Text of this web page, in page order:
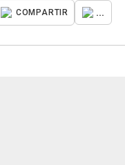
COMPARTIR ...